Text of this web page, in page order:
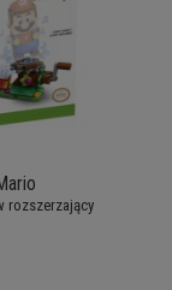
rozszerzający